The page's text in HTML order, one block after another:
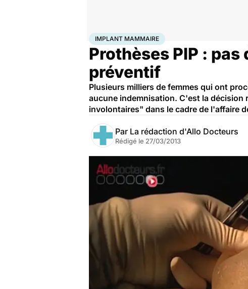
Accueil SantéMaladiesImplant mammaire
IMPLANT MAMMAIRE
Prothèses PIP :
préventif
Plusieurs milliers de femmes qui ont
aucune indemnisation. C'est la
involontaires" dans le cadre de l'affaire
Par La rédaction d'Allo Docteurs
Rédigé le 27/03/2013